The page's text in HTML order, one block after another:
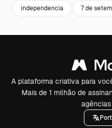
independencia 7 de
A plataforma criativa para
Mais de 1 milhão de